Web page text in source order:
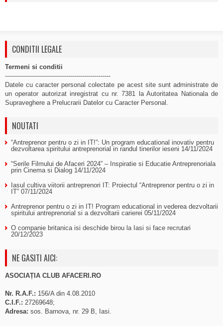
CONDITII LEGALE
Termeni si conditii
-----------------------------------------------------
Datele cu caracter personal colectate pe acest site sunt administrate de
un operator autorizat inregistrat cu nr. 7381 la Autoritatea Nationala de
Supraveghere a Prelucrarii Datelor cu Caracter Personal.
NOUTATI
“Antreprenor pentru o zi in IT!”: Un program educational inovativ pentru
dezvoltarea spiritului antreprenorial in randul tinerilor ieseni 14/11/2024
“Serile Filmului de Afaceri 2024” – Inspiratie si Educatie Antreprenoriala
prin Cinema si Dialog 14/11/2024
Iasul cultiva viitorii antreprenori IT: Proiectul “Antreprenor pentru o zi in
IT” 07/11/2024
Antreprenor pentru o zi in IT! Program educational in vederea dezvoltarii
spiritului antreprenorial si a dezvoltarii carierei 05/11/2024
O companie britanica isi deschide birou la Iasi si face recrutari
20/12/2023
NE GASITI AICI:
ASOCIAȚIA CLUB AFACERI.RO
Nr. R.A.F.: 156/A din 4.08.2010
C.I.F.: 27269648;
Adresa: sos. Barnova, nr. 29 B, Iasi.